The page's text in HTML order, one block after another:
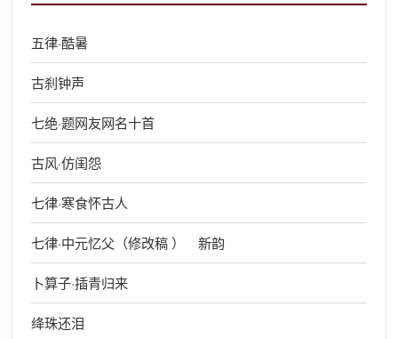
五律·酷暑
古刹钟声
七绝·题网友网名十首
古风·仿闺怨
七律·寒食怀古人
七律·中元忆父（修改稿 ） 新韵
卜算子·插青归来
绛珠还泪